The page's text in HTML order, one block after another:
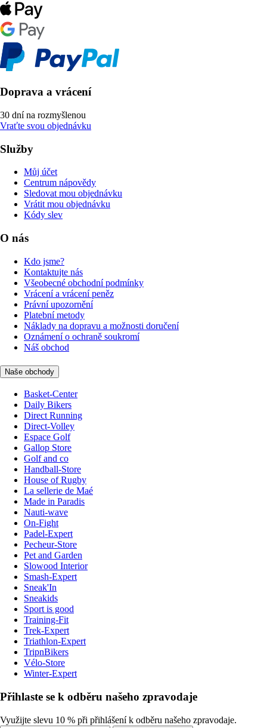
Doprava a vrácení
30 dní na rozmyšlenou
Vraťte svou objednávku
Služby
Můj účet
Centrum nápovědy
Sledovat mou objednávku
Vrátit mou objednávku
Kódy slev
O nás
Kdo jsme?
Kontaktujte nás
Všeobecné obchodní podmínky
Vrácení a vrácení peněz
Právní upozornění
Platební metody
Náklady na dopravu a možnosti doručení
Oznámení o ochraně soukromí
Náš obchod
Naše obchody
Basket-Center
Daily Bikers
Direct Running
Direct-Volley
Espace Golf
Gallop Store
Golf and co
Handball-Store
House of Rugby
La sellerie de Maé
Made in Paradis
Nauti-wave
On-Fight
Padel-Expert
Pecheur-Store
Pet and Garden
Slowood Interior
Smash-Expert
Sneak'In
Sneakids
Sport is good
Training-Fit
Trek-Expert
Triathlon-Expert
TripnBikers
Vélo-Store
Winter-Expert
Přihlaste se k odběru našeho zpravodaje
Využijte slevu 10 % při přihlášení k odběru našeho zpravodaje.